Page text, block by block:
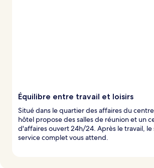
Équilibre entre travail et loisirs
Situé dans le quartier des affaires du
hôtel propose des salles de réunion et un
d'affaires ouvert 24h/24. Après le travail, le
service complet vous attend.